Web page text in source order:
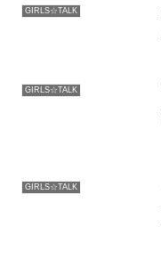
GIRLS☆TALK
GIRLS☆TALK
GIRLS☆TALK